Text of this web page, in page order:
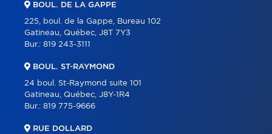
BOUL. DE LA GAPPE
225, boul. de la Gappe, Bureau 102
Gatineau, Québec, J8T 7Y3
Bur.: 819 243-3111
BOUL. ST-RAYMOND
24 boul. St-Raymond suite 101
Gatineau, Québec, J8Y-1R4
Bur.: 819 775-9666
RUE DOLLARD